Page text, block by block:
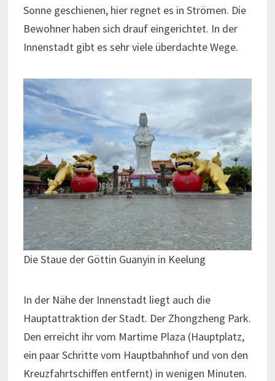
Sonne geschienen, hier regnet es in Strömen. Die
Bewohner haben sich drauf eingerichtet. In der
Innenstadt gibt es sehr viele überdachte Wege.
Die Staue der Göttin Guanyin in Keelung
In der Nähe der Innenstadt liegt auch die
Hauptattraktion der Stadt. Der Zhongzheng Park.
Den erreicht ihr vom Martime Plaza (Hauptplatz,
ein paar Schritte vom Hauptbahnhof und von den
Kreuzfahrtschiffen entfernt) in wenigen Minuten.